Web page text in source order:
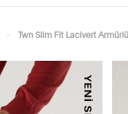
Twn Slim Fit Lacivert